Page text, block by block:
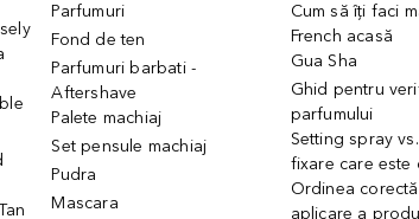
Parfumuri
Fond de ten
Parfumuri barbati -
Aftershave
Palete machiaj
Set pensule machiaj
Pudra
Mascara
Cum să îți faci
French acasă
Gua Sha
Ghid pentru
parfumului
Setting spray
fixare care este
Ordinea
aplicare a